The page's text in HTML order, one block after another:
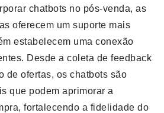
chatbots no pós-venda, as
oferecem um suporte mais
estabelecem uma conexão
Desde a coleta de feedback
de ofertas, os chatbots são
que podem aprimorar a
fortalecendo a fidelidade do